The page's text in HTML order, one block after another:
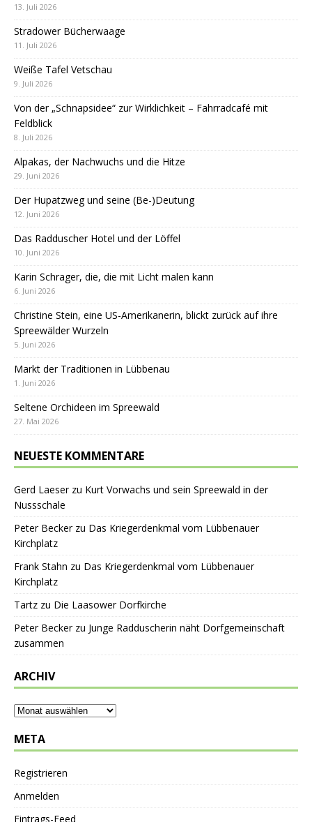
13. Juli 2026
Stradower Bücherwaage
11. Juli 2026
Weiße Tafel Vetschau
9. Juli 2026
Von der „Schnapsidee“ zur Wirklichkeit – Fahrradcafé mit
Feldblick
8. Juli 2026
Alpakas, der Nachwuchs und die Hitze
29. Juni 2026
Der Hupatzweg und seine (Be-)Deutung
12. Juni 2026
Das Radduscher Hotel und der Löffel
10. Juni 2026
Karin Schrager, die, die mit Licht malen kann
6. Juni 2026
Christine Stein, eine US-Amerikanerin, blickt zurück auf ihre
Spreewälder Wurzeln
5. Juni 2026
Markt der Traditionen in Lübbenau
1. Juni 2026
Seltene Orchideen im Spreewald
27. Mai 2026
NEUESTE KOMMENTARE
Gerd Laeserzu Kurt Vorwachs und sein Spreewald in der
Nussschale
Peter Beckerzu Das Kriegerdenkmal vom Lübbenauer
Kirchplatz
Frank Stahn zu Das Kriegerdenkmal vom Lübbenauer
Kirchplatz
Tartz zu Die Laasower Dorfkirche
Peter Beckerzu Junge Radduscherin näht Dorfgemeinschaft
zusammen
ARCHIV
META
Registrieren
Anmelden
Eintrags-Feed